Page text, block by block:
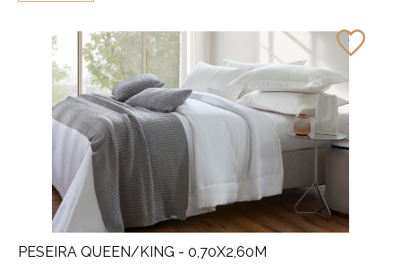
PESEIRA QUEEN/KING - 0,70X2,60M